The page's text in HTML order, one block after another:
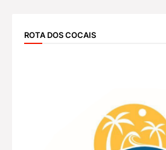
ROTA DOS COCAIS